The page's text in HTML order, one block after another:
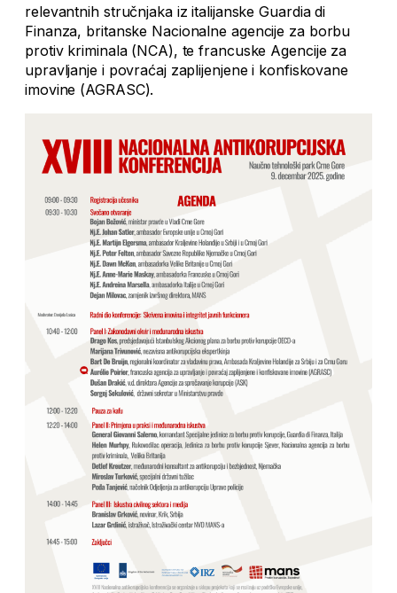
relevantnih stručnjaka iz italijanske Guardia di
Finanza, britanske Nacionalne agencije za borbu
protiv kriminala (NCA), te francuske Agencije za
upravljanje i povraćaj zaplijenjene i konfiskovane
imovine (AGRASC).